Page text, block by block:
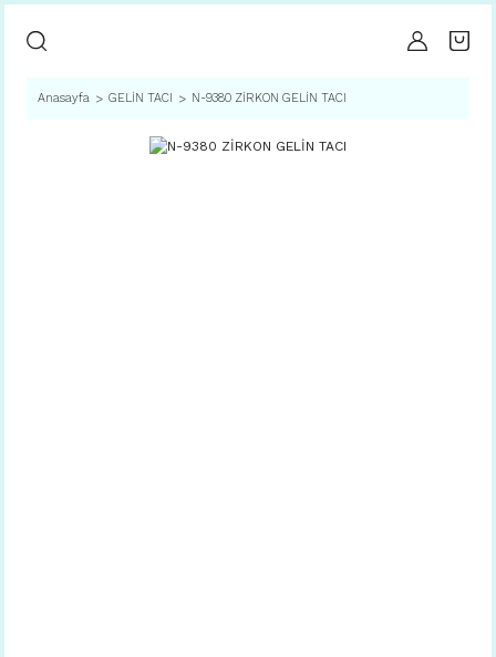
Anasayfa GELİN TACI N-9380 ZİRKON GELİN TACI